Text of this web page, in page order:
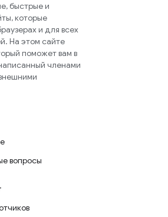
быстрые и
которые
и для всех
На этом сайте
поможет вам в
членами
вопросы